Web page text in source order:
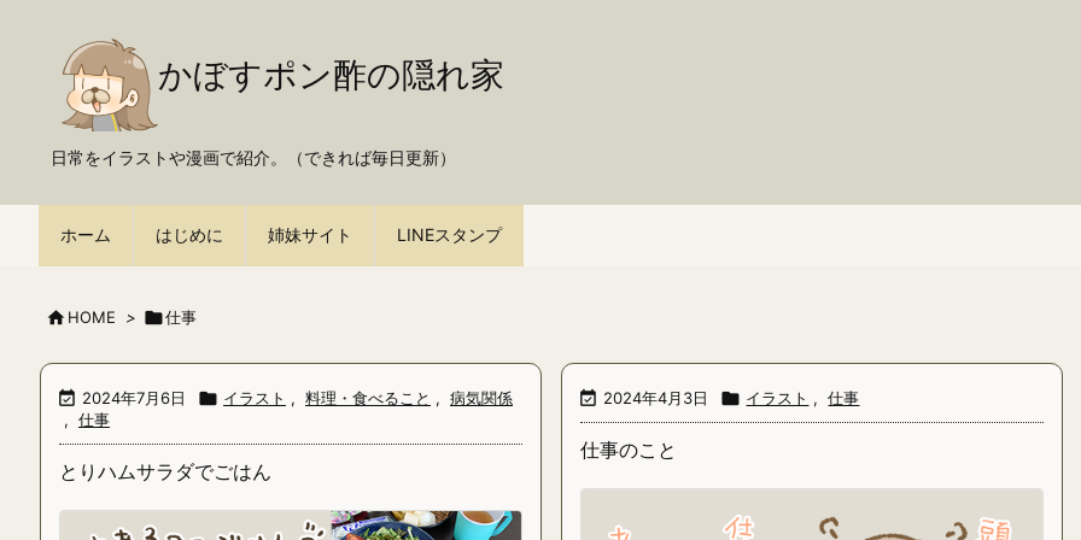
かぼすポン酢の隠れ家
日常をイラストや漫画で紹介。（できれば毎日更新）
ホーム はじめに 姉妹サイト LINEスタンプ
 HOME > 仕事
 2024年7月6日  イラスト , 料理・食べること , 病気関係
, 仕事
とりハムサラダでごはん
 2024年4月3日  イラスト , 仕事
仕事のこと